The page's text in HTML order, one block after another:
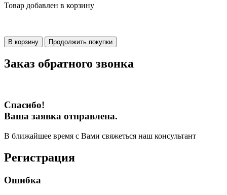
Товар добавлен в корзину
В корзину Продолжить покупки
Заказ обратного звонка
Спасибо!
Ваша заявка отправлена.
В ближайшее время с Вами свяжеться наш консультант
Регистрация
Ошибка